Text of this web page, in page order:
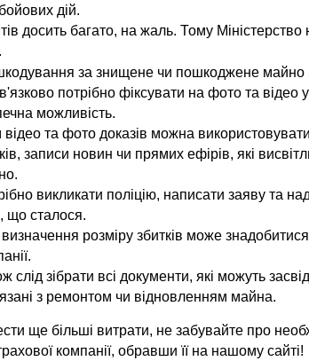
дій.
досить багато, на жаль. Тому Міністерство
за знищене чи пошкоджене
потрібно фіксувати на фото та відео
можливість.
відео та фото доказів можна
записи новин чи прямих ефірів, які
викликати поліцію, написати заяву та
що сталося.
розміру збитків може
слід зібрати всі документи, які можуть
з ремонтом чи відновленням майна.
ще більші витрати, не забувайте про
компанії, обравши її на нашому сайті!